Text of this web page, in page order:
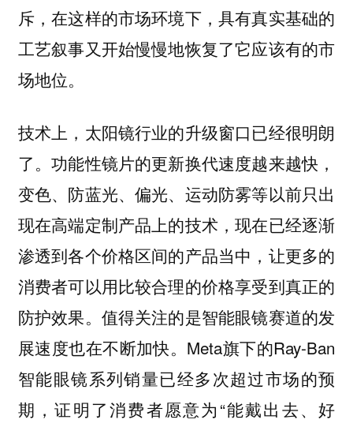
斥，在这样的市场环境下，具有真实基础的
工艺叙事又开始慢慢地恢复了它应该有的市
场地位。
技术上，太阳镜行业的升级窗口已经很明朗
了。功能性镜片的更新换代速度越来越快，
变色、防蓝光、偏光、运动防雾等以前只出
现在高端定制产品上的技术，现在已经逐渐
渗透到各个价格区间的产品当中，让更多的
消费者可以用比较合理的价格享受到真正的
防护效果。值得关注的是智能眼镜赛道的发
展速度也在不断加快。Meta旗下的Ray-Ban
智能眼镜系列销量已经多次超过市场的预
期，证明了消费者愿意为“能戴出去、好